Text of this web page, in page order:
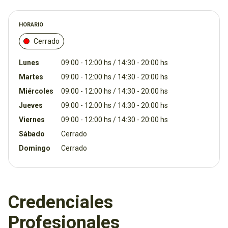
HORARIO
Cerrado
Lunes
09:00 - 12:00 hs / 14:30 - 20:00 hs
Martes
09:00 - 12:00 hs / 14:30 - 20:00 hs
Miércoles
09:00 - 12:00 hs / 14:30 - 20:00 hs
Jueves
09:00 - 12:00 hs / 14:30 - 20:00 hs
Viernes
09:00 - 12:00 hs / 14:30 - 20:00 hs
Sábado
Cerrado
Domingo
Cerrado
Credenciales
Profesionales